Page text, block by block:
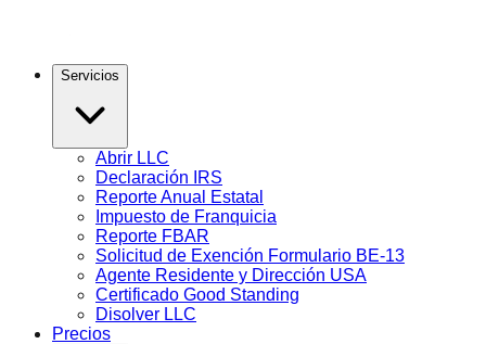
Servicios
Abrir LLC
Declaración IRS
Reporte Anual Estatal
Impuesto de Franquicia
Reporte FBAR
Solicitud de Exención Formulario BE-13
Agente Residente y Dirección USA
Certificado Good Standing
Disolver LLC
Precios